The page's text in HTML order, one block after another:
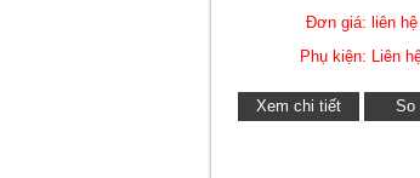
Đơn giá: liên hệ
Phụ kiện: Liên
Xem chi tiết So